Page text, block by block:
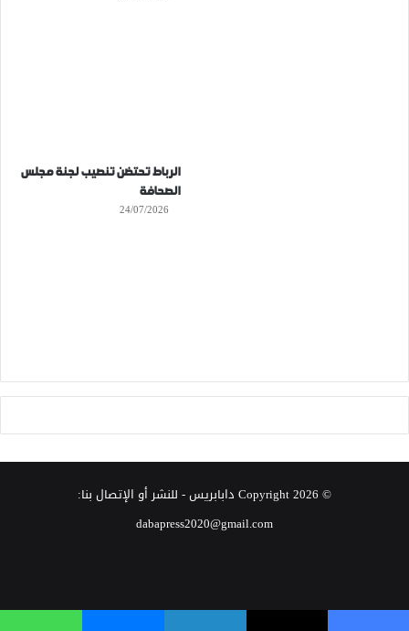
الرباط تحتضن تنصيب لجنة مجلس
الصحافة
24/07/2026
© Copyright 2026 دابابريس- للنشر أو الإتصال بنا:
dabapress2020@gmail.com